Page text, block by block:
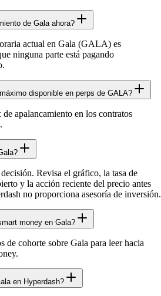
de Gala ahora?
actual en Gala (GALA) es
ninguna parte está pagando
disponible en perps de GALA?
apalancamiento en los contratos
Revisa el gráfico, la tasa de
y la acción reciente del precio antes
no proporciona asesoría de inversión.
money en Gala?
de cohorte sobre Gala para leer hacia
en Hyperdash?